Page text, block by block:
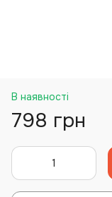
В наявності
798 грн